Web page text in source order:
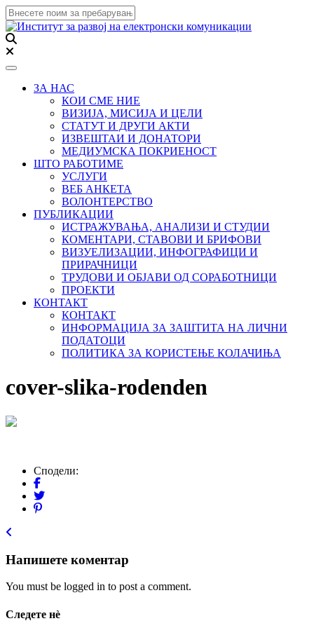
Toggle navigation
ЗА НАС
КОИ СМЕ НИЕ
ВИЗИЈА, МИСИЈА И ЦЕЛИ
СТАТУТ И ДРУГИ АКТИ
ИЗВЕШТАИ И ДОНАТОРИ
МЕДИУМСКА ПОКРИЕНОСТ
ШТО РАБОТИМЕ
УСЛУГИ
ВЕБ АНКЕТА
ВОЛОНТЕРСТВО
ПУБЛИКАЦИИ
ИСТРАЖУВАЊА, АНАЛИЗИ И СТУДИИ
КОМЕНТАРИ, СТАВОВИ И БРИФОВИ
ВИЗУЕЛИЗАЦИИ, ИНФОГРАФИЦИ И
ПРИРАЧНИЦИ
ТРУДОВИ И ОБЈАВИ ОД СОРАБОТНИЦИ
ПРОЕКТИ
КОНТАКТ
КОНТАКТ
ИНФОРМАЦИЈА ЗА ЗАШТИТА НА ЛИЧНИ
ПОДАТОЦИ
ПОЛИТИКА ЗА КОРИСТЕЊЕ КОЛАЧИЊА
cover-slika-rodenden
Сподели:
Напишете коментар
You must be logged in to post a comment.
Следете нѐ